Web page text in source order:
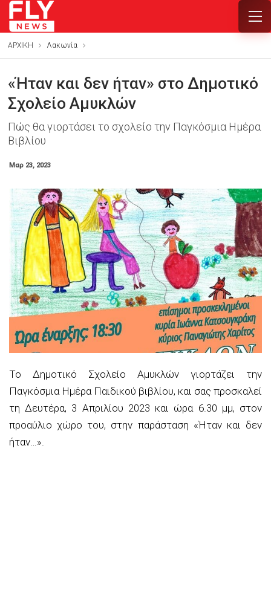
ΑΡΧΙΚΗ Λακωνία
«Ήταν και δεν ήταν» στο Δημοτικό
Σχολείο Αμυκλών
Πώς θα γιορτάσει το σχολείο την Παγκόσμια Ημέρα
Βιβλίου
Μαρ 23, 2023
Το Δημοτικό Σχολείο Αμυκλών
γιορτάζει την
Παγκόσμια Ημέρα Παιδικού βιβλίου, και σας προσκαλεί
τη Δευτέρα, 3 Απριλίου 2023 και ώρα 6.30 μμ, στον
προαύλιοχώρο του, στην παράσταση «Ήταν και δεν
ήταν…».